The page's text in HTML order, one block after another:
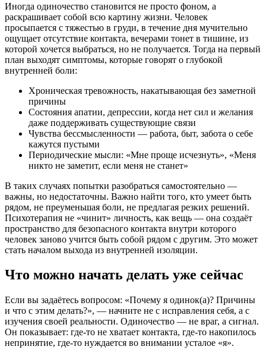
Иногда одиночество становится не просто фоном, а
раскрашивает собой всю картину жизни. Человек
просыпается с тяжестью в груди, в течение дня мучительно
ощущает отсутствие контакта, вечерами тонет в тишине, из
которой хочется выбраться, но не получается. Тогда на первый
план выходят симптомы, которые говорят о глубокой
внутренней боли:
Хроническая тревожность, накатывающая без заметной
причины
Состояния апатии, депрессии, когда нет сил и желания
даже поддерживать существующие связи
Чувства бессмысленности — работа, быт, забота о себе
кажутся пустыми
Периодические мысли: «Мне проще исчезнуть», «Меня
никто не заметит, если меня не станет»
В таких случаях попытки разобраться самостоятельно —
важны, но недостаточны. Важно найти того, кто умеет быть
рядом, не преуменьшая боли, не предлагая резких решений.
Психотерапия не «чинит» личность, как вещь — она создаёт
пространство для безопасного контакта внутри которого
человек заново учится быть собой рядом с другим. Это может
стать началом выхода из внутренней изоляции.
Что можно начать делать уже сейчас
Если вы задаётесь вопросом: «Почему я одинок(а)? Причины
и что с этим делать?», — начните не с исправления себя, а с
изучения своей реальности. Одиночество — не враг, а сигнал.
Он показывает: где-то не хватает контакта, где-то накопилось
непринятие, где-то нуждается во внимании усталое «я».